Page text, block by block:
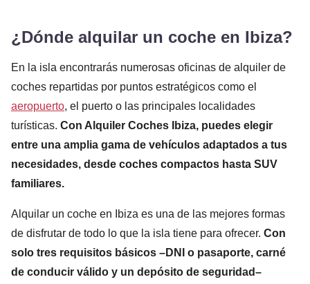
¿Dónde alquilar un coche en Ibiza?
En la isla encontrarás numerosas oficinas de alquiler de
coches repartidas por puntos estratégicos como el
aeropuerto, el puerto o las principales localidades
turísticas. Con Alquiler Coches Ibiza, puedes elegir
entre una amplia gama de vehículos adaptados a tus
necesidades, desde coches compactos hasta SUV
familiares.
Alquilar un coche en Ibiza es una de las mejores formas
de disfrutar de todo lo que la isla tiene para ofrecer. Con
solo tres requisitos básicos –DNI o pasaporte, carné
de conducir válido y un depósito de seguridad–